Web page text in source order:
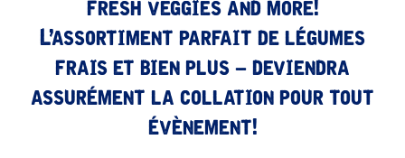
fresh veggies and more!
L’assortiment parfait de légumes
frais et bien plus – deviendra
assurément la collation pour tout
évènement!